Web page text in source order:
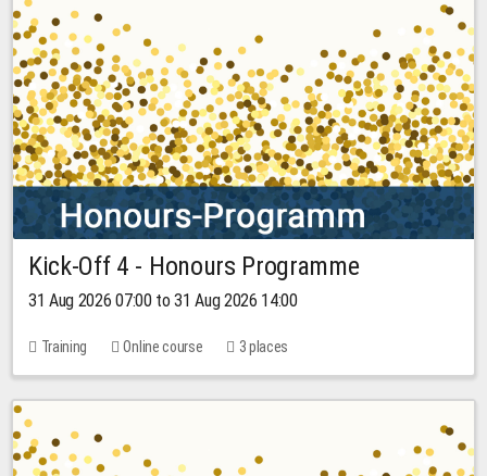
Kick-Off 4 - Honours Programme
31 Aug 2026 07:00 to 31 Aug 2026 14:00
Training Online course 3 places